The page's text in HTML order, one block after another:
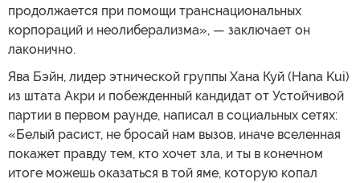
продолжается при помощи транснациональных
корпораций и неолиберализма», — заключает он
лаконично.
Ява Бэйн, лидер этнической группы Хана Куй (Hana Kui)
из штата Акри и побежденный кандидат от Устойчивой
партии в первом раунде, написал в социальных сетях:
«Белый расист, не бросай нам вызов, иначе вселенная
покажет правду тем, кто хочет зла, и ты в конечном
итоге можешь оказаться в той яме, которую копал